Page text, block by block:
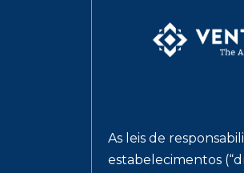
As leis de
estabelecimentos